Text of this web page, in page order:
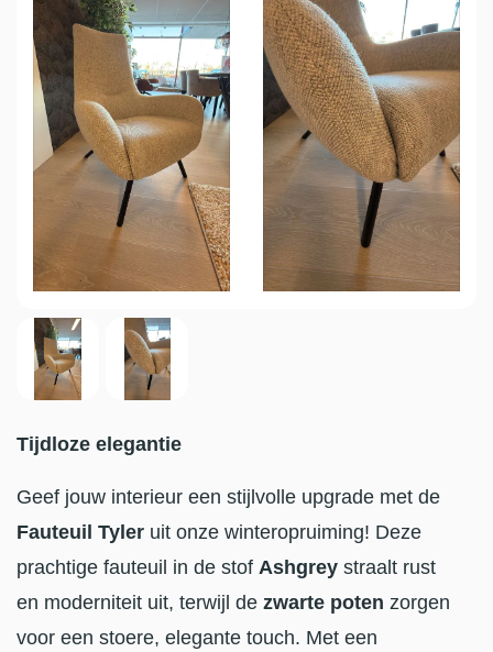
Tijdloze elegantie
Geef jouw interieur een stijlvolle upgrade met de
Fauteuil Tyler uit onze winteropruiming! Deze
prachtige fauteuil in de stof Ashgrey straalt rust
en moderniteit uit, terwijl de zwarte poten zorgen
voor een stoere, elegante touch. Met een